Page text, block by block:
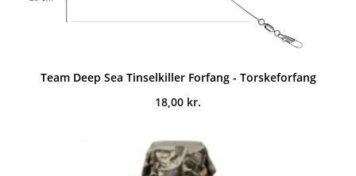
Team Deep Sea Tinselkiller Forfang - Torskeforfang
18,00 kr.